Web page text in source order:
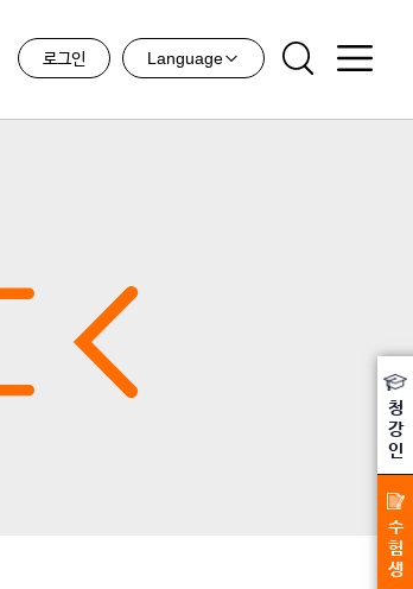
로그인 Language
청
강
인
수
험
생